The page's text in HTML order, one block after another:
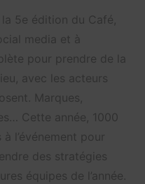
la 5e édition du Café,
media et à
pour prendre de la
avec les acteurs
Marques,
Cette année, 1000
l’événement pour
des stratégies
équipes de l’année.